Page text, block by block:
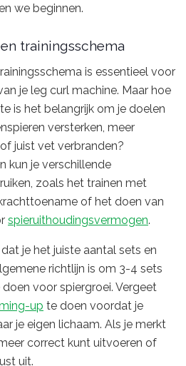
we beginnen.
trainingsschema
is essentieel voor
je leg curl machine. Maar hoe
is het belangrijk om je doelen
versterken, meer
juist vet verbranden?
kun je verschillende
zoals het trainen met
of het doen van
spieruithoudingsvermogen.
je het juiste aantal sets en
richtlijn is om 3-4 sets
voor spiergroei. Vergeet
up te doen voordat je
je eigen lichaam. Als je merkt
correct kunt uitvoeren of
uit.